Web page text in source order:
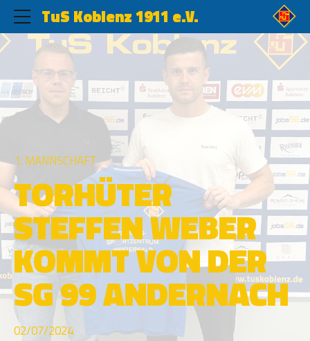
TuS Koblenz 1911 e.V.
1. MANNSCHAFT
TORHÜTER
STEFFEN WEBER
KOMMT VON DER
SG 99 ANDERNACH
02/07/2024